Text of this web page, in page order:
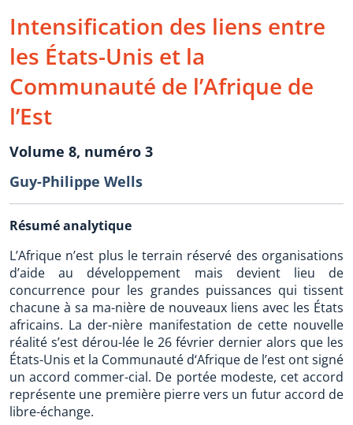
Intensification des liens entre
les États-Unis et la
Communauté de l’Afrique de
l’Est
Volume 8, numéro 3
Guy-Philippe Wells
Résumé analytique
L’Afrique n’est plus le terrain réservé des organisations
d’aide au développement mais devient lieu de
concurrence pour les grandes puissances qui tissent
chacune à sa ma-nière de nouveaux liens avec les États
africains. La der-nière manifestation de cette nouvelle
réalité s’est dérou-lée le 26 février dernier alors que les
États-Unis et la Communauté d‘Afrique de l’est ont signé
un accord commer-cial. De portée modeste, cet accord
représente une première pierre vers un futur accord de
libre-échange.